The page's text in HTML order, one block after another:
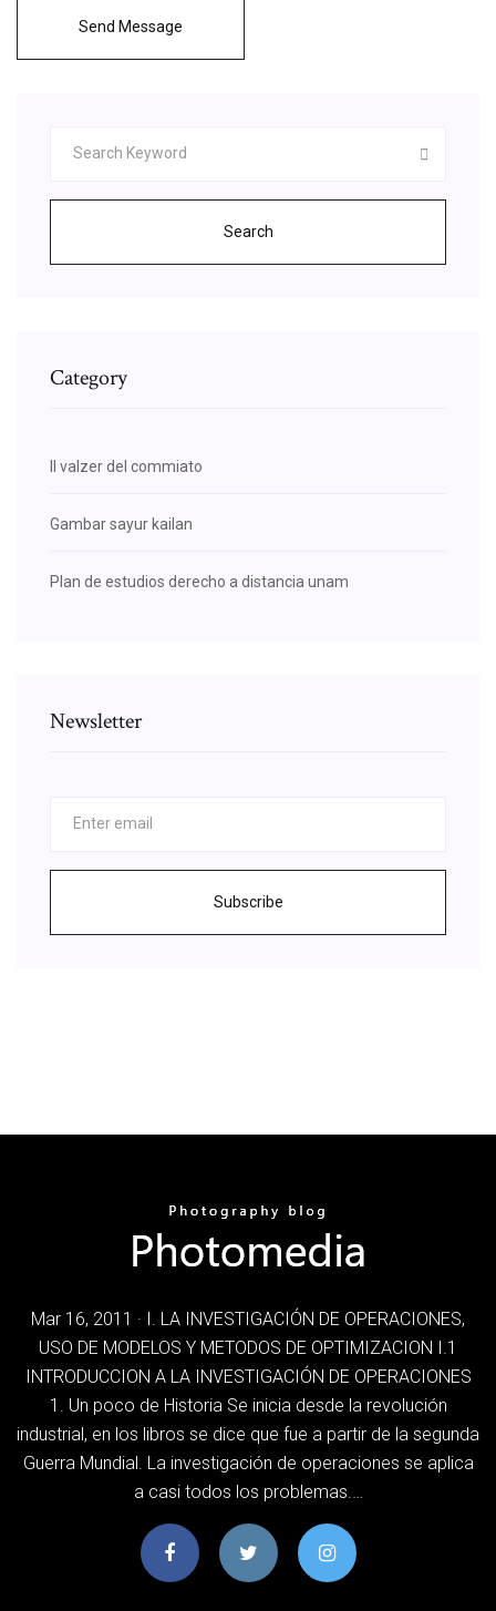
Send Message
Search
Category
Il valzer del commiato
Gambar sayur kailan
Plan de estudios derecho a distancia unam
Newsletter
Subscribe
Mar 16, 2011 · I. LA INVESTIGACIÓN DE OPERACIONES,
USO DE MODELOS Y METODOS DE OPTIMIZACION I.1
INTRODUCCION A LA INVESTIGACIÓN DE OPERACIONES
1. Un poco de Historia Se inicia desde la revolución
industrial, en los libros se dice que fue a partir de la segunda
Guerra Mundial. La investigación de operaciones se aplica
a casi todos los problemas.…